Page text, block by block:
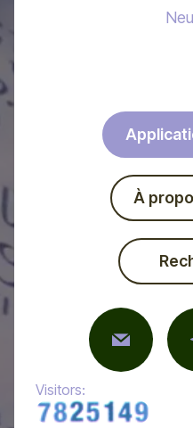
À
Visitors: